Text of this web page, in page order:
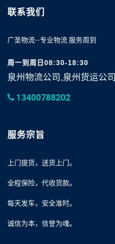
联系我们
广圣物流--专业物流 服务周到
周一到周日08:30-18:30
泉州物流公司,泉州货运公
13400788202
服务宗旨
上门提货，送货上门。
全程保险，代收货款。
每天发车，安全准时。
诚信为本，信誉为魂。